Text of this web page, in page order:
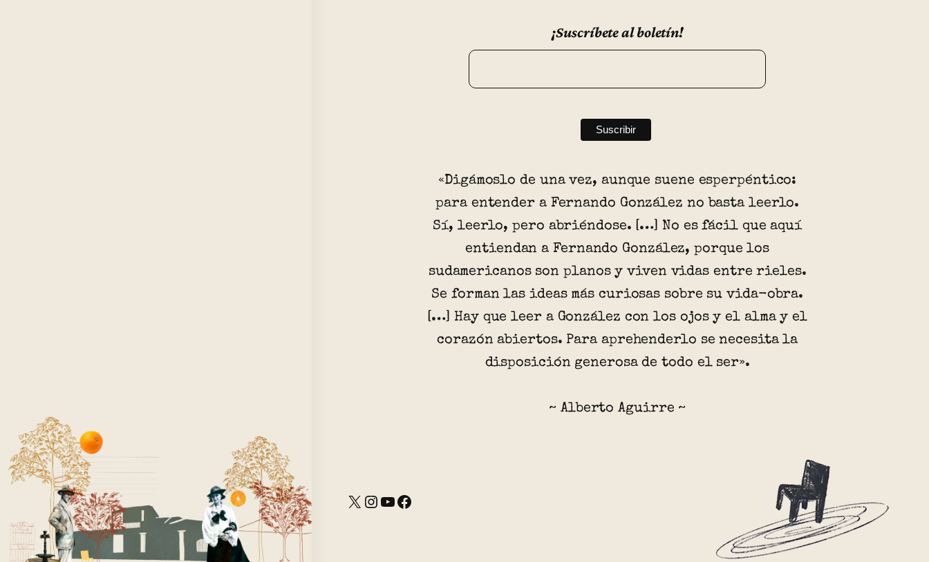
¡Suscríbete al boletín!
«Digámoslo de una vez, aunque suene esperpéntico:
para entender a Fernando González no basta leerlo.
Sí, leerlo, pero abriéndose. […] No es fácil que aquí
entiendan a Fernando González, porque los
sudamericanos son planos y viven vidas entre rieles.
Se forman las ideas más curiosas sobre su vida-obra.
[…] Hay que leer a González con los ojos y el alma y el
corazón abiertos. Para aprehenderlo se necesita la
disposición generosa de todo el ser».
~ Alberto Aguirre ~
X Instagram YouTube Facebook